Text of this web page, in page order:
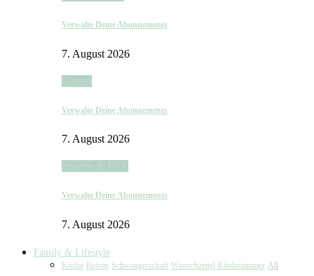
Verwalte Deine Abonnements
7. August 2026
Verwalte Deine Abonnements
7. August 2026
Verwalte Deine Abonnements
7. August 2026
Family & Lifestyle
Küche Reisen Schwangerschaft Wunschzettel Kinderzimmer All